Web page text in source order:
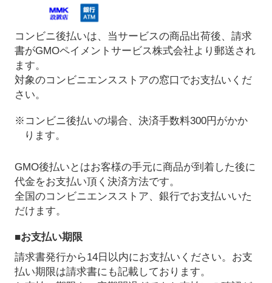
コンビニ後払いは、当サービスの商品出荷後、請求
書がGMOペイメントサービス株式会社より郵送され
ます。
対象のコンビニエンスストアの窓口でお支払いくだ
さい。
※コンビニ後払いの場合、決済手数料300円がかか
ります。
GMO後払いとはお客様の手元に商品が到着した後に
代金をお支払い頂く決済方法です。
全国のコンビニエンスストア、銀行でお支払いいた
だけます。
■お支払い期限
請求書発行から14日以内にお支払いください。お支
払い期限は請求書にも記載しております。